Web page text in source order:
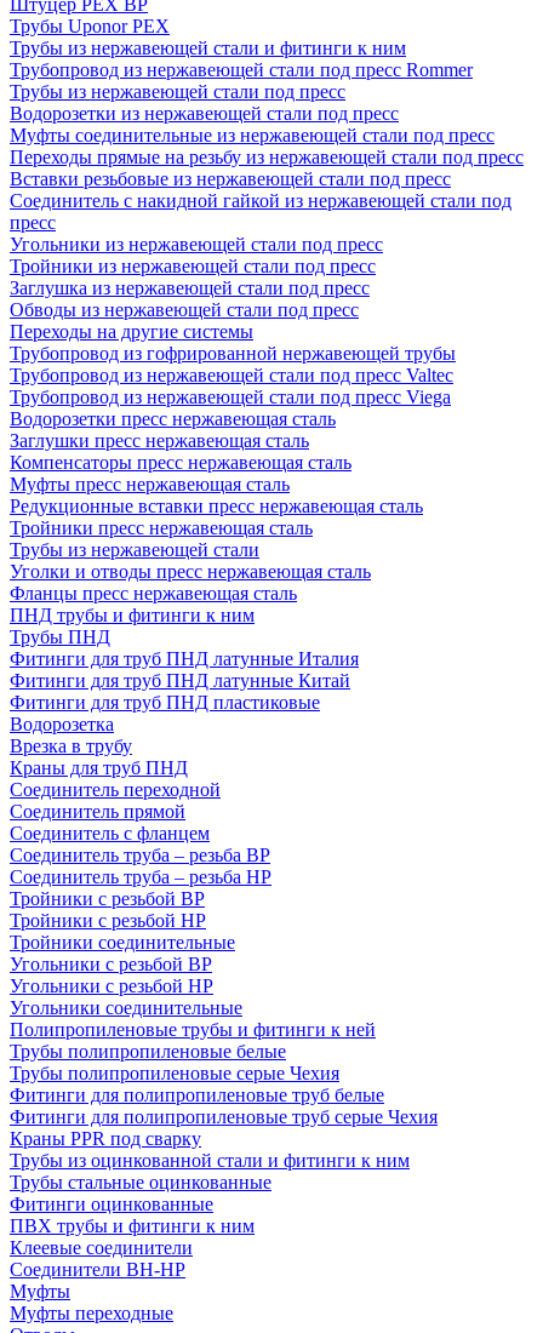
Трубы Uponor PEX
Трубы из нержавеющей стали и фитинги к ним
Трубопровод из нержавеющей стали под пресс Rommer
Трубы из нержавеющей стали под пресс
Водорозетки из нержавеющей стали под пресс
Муфты соединительные из нержавеющей стали под пресс
Переходы прямые на резьбу из нержавеющей стали под пресс
Вставки резьбовые из нержавеющей стали под пресс
Соединитель с накидной гайкой из нержавеющей стали под
пресс
Угольники из нержавеющей стали под пресс
Тройники из нержавеющей стали под пресс
Заглушка из нержавеющей стали под пресс
Обводы из нержавеющей стали под пресс
Переходы на другие системы
Трубопровод из гофрированной нержавеющей трубы
Трубопровод из нержавеющей стали под пресс Valtec
Трубопровод из нержавеющей стали под пресс Viega
Водорозетки пресс нержавеющая сталь
Заглушки пресс нержавеющая сталь
Компенсаторы пресс нержавеющая сталь
Муфты пресс нержавеющая сталь
Редукционные вставки пресс нержавеющая сталь
Тройники пресс нержавеющая сталь
Трубы из нержавеющей стали
Уголки и отводы пресс нержавеющая сталь
Фланцы пресс нержавеющая сталь
ПНД трубы и фитинги к ним
Трубы ПНД
Фитинги для труб ПНД латунные Италия
Фитинги для труб ПНД латунные Китай
Фитинги для труб ПНД пластиковые
Водорозетка
Врезка в трубу
Краны для труб ПНД
Соединитель переходной
Соединитель прямой
Соединитель с фланцем
Соединитель труба – резьба ВР
Соединитель труба – резьба НР
Тройники с резьбой ВР
Тройники с резьбой НР
Тройники соединительные
Угольники с резьбой ВР
Угольники с резьбой НР
Угольники соединительные
Полипропиленовые трубы и фитинги к ней
Трубы полипропиленовые белые
Трубы полипропиленовые серые Чехия
Фитинги для полипропиленовые труб белые
Фитинги для полипропиленовые труб серые Чехия
Краны PPR под сварку
Трубы из оцинкованной стали и фитинги к ним
Трубы стальные оцинкованные
Фитинги оцинкованные
ПВХ трубы и фитинги к ним
Клеевые соединители
Соединители ВН-НР
Муфты
Муфты переходные